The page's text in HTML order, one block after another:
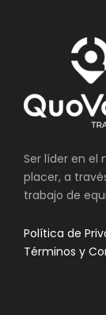
Ser líder en el
placer, a
trabajo de
Política de
Términos y